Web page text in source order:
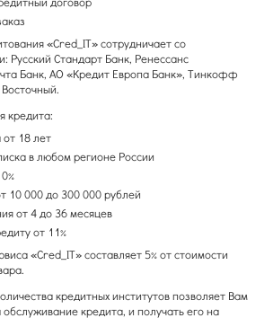
«Cred_IT» сотрудничает со
Русский Стандарт Банк, Ренессанс
Банк, АО «Кредит Европа Банк», Тинкофф
кредита:
от 18 лет
в любом регионе России
10 000 до 300 000 рублей
от 4 до 36 месяцев
от 11%
«Cred_IT» составляет 5% от стоимости
кредитных институтов позволяет Вам
кредита, и получать его на